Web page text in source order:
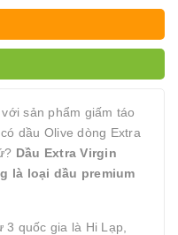
sản phẩm giấm táo
dầu Olive dòng Extra
Dầu Extra Virgin
là loại dầu premium
quốc gia là Hi Lạp,